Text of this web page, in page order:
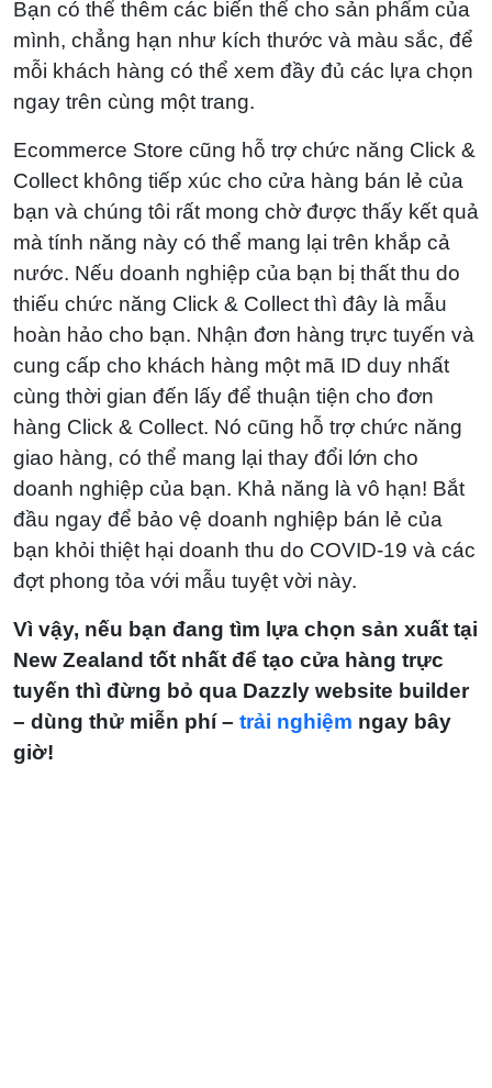
Bạn có thể thêm các biến thể cho sản phẩm của
mình, chẳng hạn như kích thước và màu sắc, để
mỗi khách hàng có thể xem đầy đủ các lựa chọn
ngay trên cùng một trang.
Ecommerce Store cũng hỗ trợ chức năng Click &
Collect không tiếp xúc cho cửa hàng bán lẻ của
bạn và chúng tôi rất mong chờ được thấy kết quả
mà tính năng này có thể mang lại trên khắp cả
nước. Nếu doanh nghiệp của bạn bị thất thu do
thiếu chức năng Click & Collect thì đây là mẫu
hoàn hảo cho bạn. Nhận đơn hàng trực tuyến và
cung cấp cho khách hàng một mã ID duy nhất
cùng thời gian đến lấy để thuận tiện cho đơn
hàng Click & Collect. Nó cũng hỗ trợ chức năng
giao hàng, có thể mang lại thay đổi lớn cho
doanh nghiệp của bạn. Khả năng là vô hạn! Bắt
đầu ngay để bảo vệ doanh nghiệp bán lẻ của
bạn khỏi thiệt hại doanh thu do COVID-19 và các
đợt phong tỏa với mẫu tuyệt vời này.
Vì vậy, nếu bạn đang tìm lựa chọn sản xuất tại
New Zealand tốt nhất để tạo cửa hàng trực
tuyến thì đừng bỏ qua Dazzly website builder
– dùng thử miễn phí – trải nghiệm ngay bây
giờ!